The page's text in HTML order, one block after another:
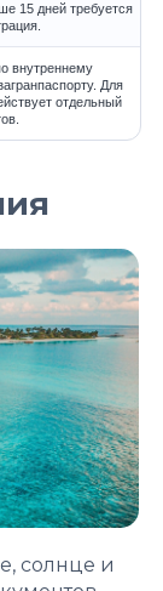
15 дней требуется
внутреннему
Для
отдельный
солнце и